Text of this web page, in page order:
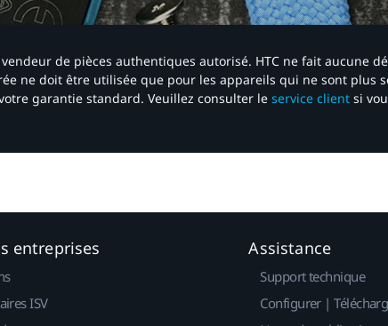
de pièces authentiques autorisé. HTC ne fait aucune
ne doit être utilisée que pour les appareils qui ne sont plus
garantie standard. Veuillez consulter le service client si
entreprises
ISV
Assistance
Support technique
Configurer |